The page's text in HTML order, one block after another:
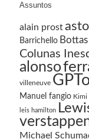
Assuntos
alain prost
Barrichello Bottas
Colunas
alonso
villeneuve
Manuel fangio
leis hamilton
Michael